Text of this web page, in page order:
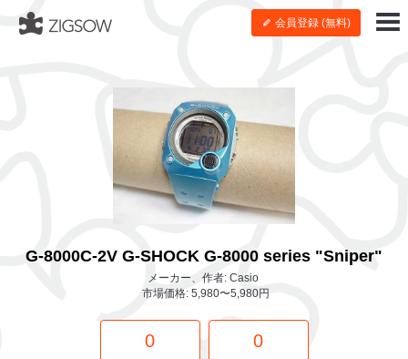
会員登録 (無料)
G-8000C-2V G-SHOCK G-8000 series "Sniper"
メーカー、作者: Casio
市場価格: 5,980〜5,980円
0 0